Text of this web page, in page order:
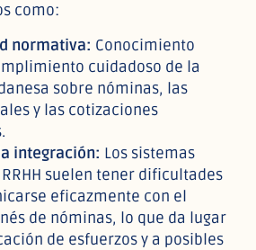
como:
normativa: Conocimiento
cuidadoso de la
sobre nóminas, las
y las cotizaciones
integración: Los sistemas
suelen tener dificultades
eficazmente con el
de nóminas, lo que da lugar
de esfuerzos y a posibles